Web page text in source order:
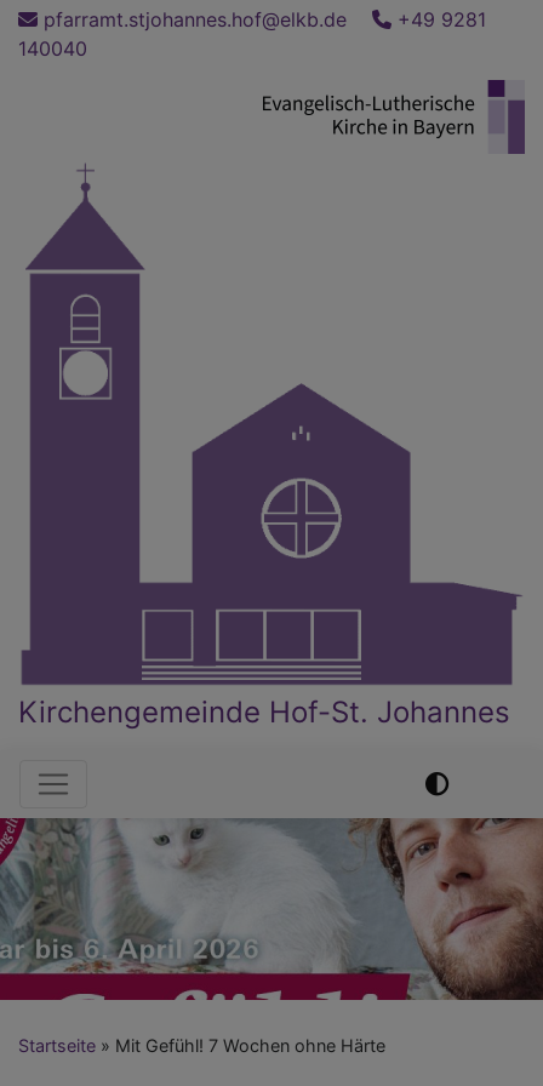
Direkt
zum
pfarramt.stjohannes.hof@elkb.de
+49 9281
140040
Kirchengemeinde Hof-St. Johannes
Hauptnavigation
Startseite Mit Gefühl! 7 Wochen ohne Härte